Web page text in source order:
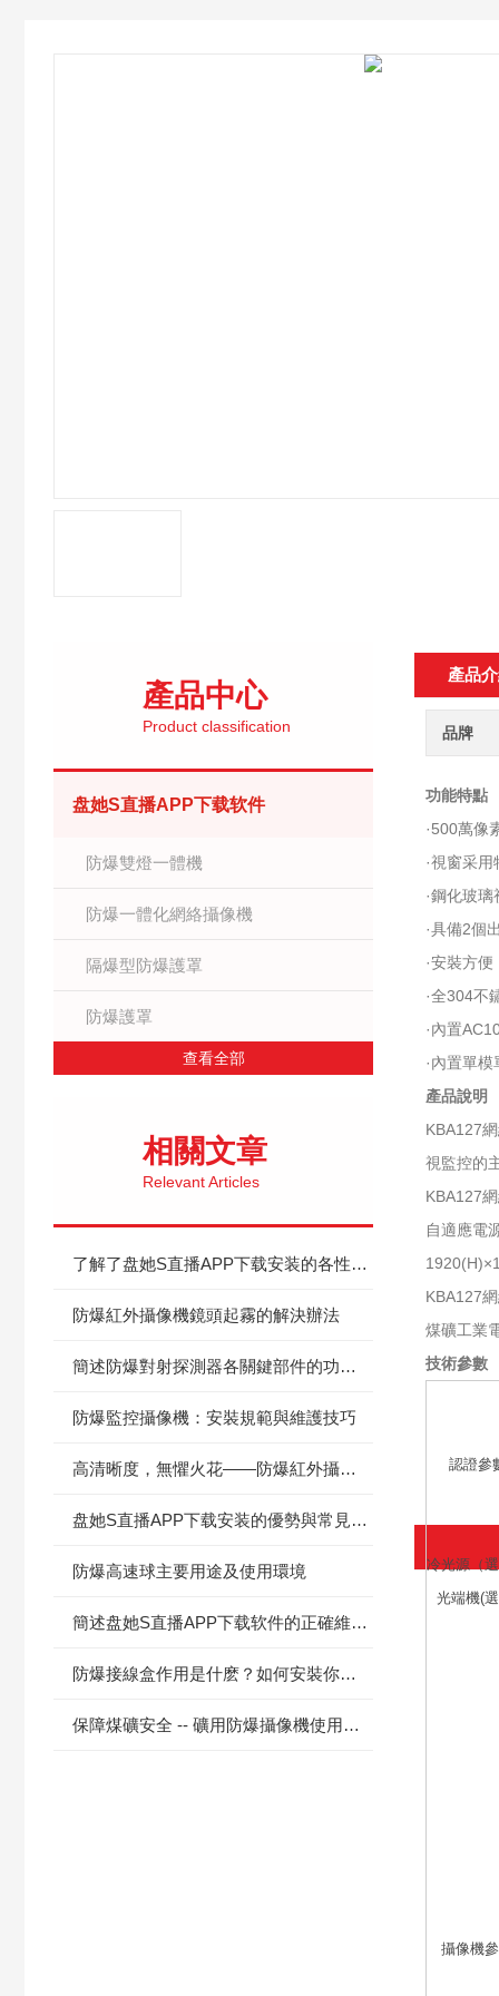
產品中心
Product classification
盘她S直播APP下载软件
防爆雙燈一體機
防爆一體化網絡攝像機
隔爆型防爆護罩
防爆護罩
查看全部
相關文章
Relevant Articles
了解了盘她S直播APP下载安装的各性能指標才能更好的使用它
防爆紅外攝像機鏡頭起霧的解決辦法
簡述防爆對射探測器各關鍵部件的功能特點
防爆監控攝像機：安裝規範與維護技巧
高清晰度，無懼火花——防爆紅外攝像機在特殊環境中的應用
盘她S直播APP下载安装的優勢與常見故障處理方法
防爆高速球主要用途及使用環境
簡述盘她S直播APP下载软件的正確維護保養方法
防爆接線盒作用是什麽？如何安裝你知道嗎？
保障煤礦安全 -- 礦用防爆攝像機使用指南
產品
品牌
功能特點
·500萬像
·視窗采
·鋼化玻
·具備2個
·安裝方
·全304不
·內置
·內置單
產品說明
KBA127
視監控的
KBA127
自適應電
KBA127
煤礦工業
技術參數
認證參
冷光源（
光端機(
攝像機